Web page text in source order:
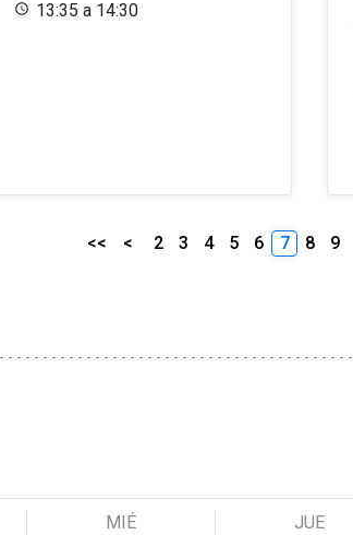
13:35 a 14:30
<< < 2 3 4 5 6 7 8 9
MIÉ JUE